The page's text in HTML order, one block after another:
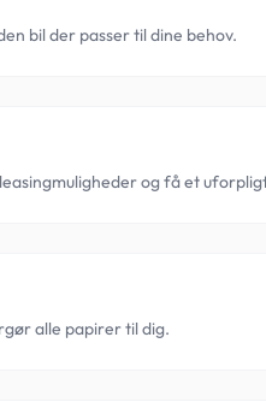
bil der passer til dine behov.
og få et
alle papirer til dig.